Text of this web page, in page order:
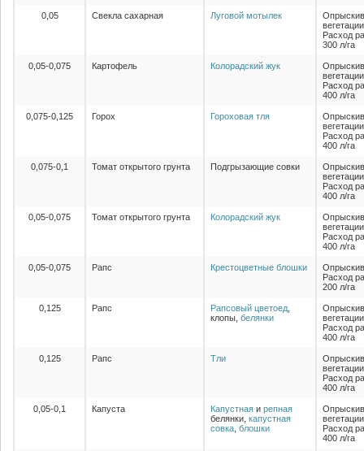
0,05 Свекла сахарная Луговой мотылек
Расход
300 л/га
0,05-0,075 Картофель Колорадский жук
Расход
400 л/га
0,075-0,125 Горох Гороховая тля
Расход
400 л/га
0,075-0,1 Томат открытого грунта Подгрызающие совки
Расход
400 л/га
0,05-0,075 Томат открытого грунта Колорадский жук
Расход
400 л/га
0,05-0,075 Рапс Крестоцветные блошки
Расход
200 л/га
0,125 Рапс Рапсовый цветоед
клопы, белянки
Расход
400 л/га
0,125 Рапс Тли
Расход
400 л/га
0,05-0,1 Капуста Капустная и репная
белянки, капустная
совка блошки
Расход
400 л/га